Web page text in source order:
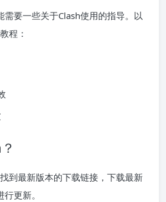
需要一些关于Clash使用的指导。以
程：
到最新版本的下载链接，下载最新
更新。